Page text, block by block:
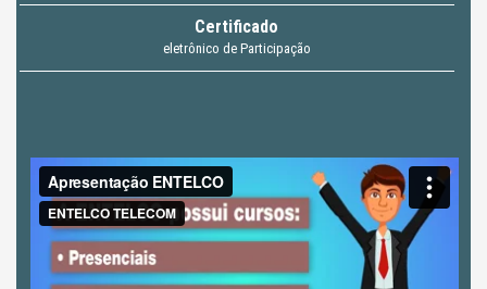
Certificado
eletrônico de Participação